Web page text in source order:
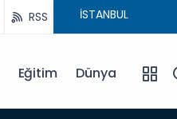
RSS
Eğitim Dünya